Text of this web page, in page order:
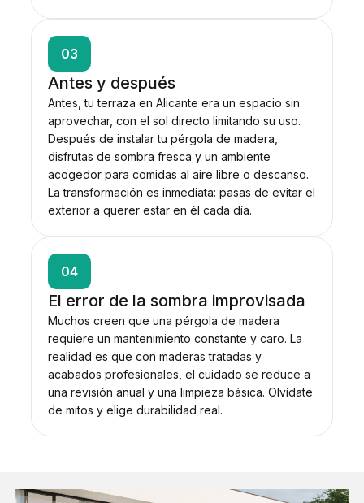
03
Antes y después
Antes, tu terraza en Alicante era un espacio sin
aprovechar, con el sol directo limitando su uso.
Después de instalar tu pérgola de madera,
disfrutas de sombra fresca y un ambiente
acogedor para comidas al aire libre o descanso.
La transformación es inmediata: pasas de evitar el
exterior a querer estar en él cada día.
04
El error de la sombra improvisada
Muchos creen que una pérgola de madera
requiere un mantenimiento constante y caro. La
realidad es que con maderas tratadas y
acabados profesionales, el cuidado se reduce a
una revisión anual y una limpieza básica. Olvídate
de mitos y elige durabilidad real.